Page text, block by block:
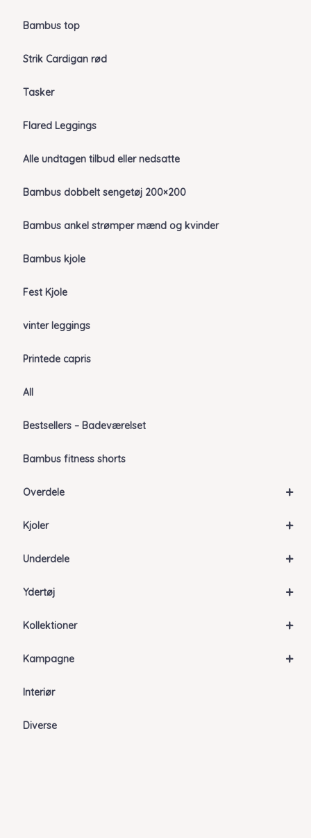
Bambus top
Strik Cardigan rød
Tasker
Flared Leggings
Alle undtagen tilbud eller nedsatte
Bambus dobbelt sengetøj 200×200
Bambus ankel strømper mænd og kvinder
Bambus kjole
Fest Kjole
vinter leggings
Printede capris
All
Bestsellers – Badeværelset
Bambus fitness shorts
+
Overdele
+
Kjoler
+
Underdele
+
Ydertøj
+
Kollektioner
+
Kampagne
Interiør
Diverse